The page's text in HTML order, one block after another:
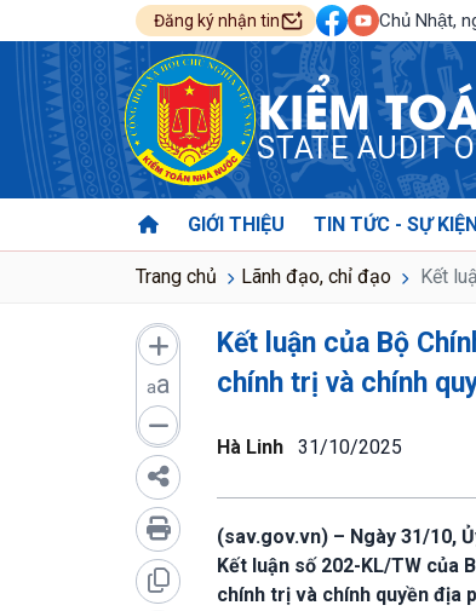
Đăng ký nhận tin Chủ Nhật,
KIỂM
STATE AUDIT
GIỚI THIỆU TIN TỨC - SỰ
Trang chủ Lãnh đạo, chỉ đạo Kết
aa
Kết luận của Bộ
chính trị và chính
Hà Linh 31/10/2025
(sav.gov.vn) – Ngày 31/10,
Kết luận số 202-KL/TW của
chính trị và chính quyền địa